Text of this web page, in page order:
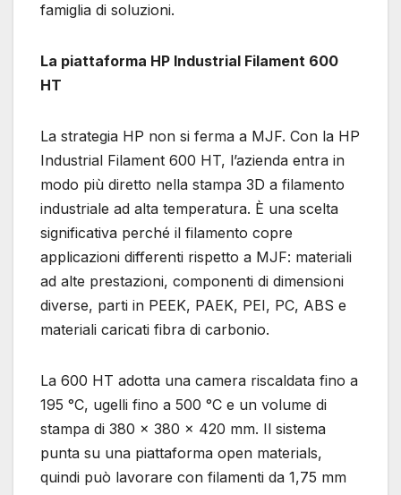
famiglia di soluzioni.
La piattaforma HP Industrial Filament 600
HT
La strategia HP non si ferma a MJF. Con la HP
Industrial Filament 600 HT, l’azienda entra in
modo più diretto nella stampa 3D a filamento
industriale ad alta temperatura. È una scelta
significativa perché il filamento copre
applicazioni differenti rispetto a MJF: materiali
ad alte prestazioni, componenti di dimensioni
diverse, parti in PEEK, PAEK, PEI, PC, ABS e
materiali caricati fibra di carbonio.
La 600 HT adotta una camera riscaldata fino a
195 °C, ugelli fino a 500 °C e un volume di
stampa di 380 × 380 × 420 mm. Il sistema
punta su una piattaforma open materials,
quindi può lavorare con filamenti da 1,75 mm